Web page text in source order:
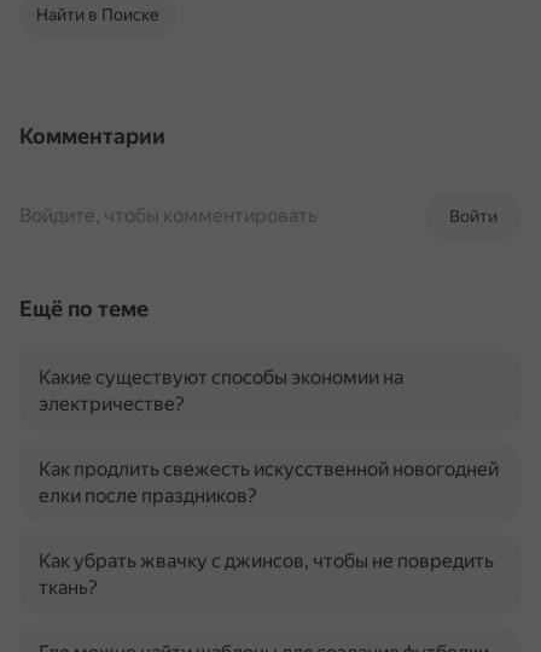
Найти в Поиске
Комментарии
Войти
Войдите, чтобы комментировать
Ещё по теме
Какие существуют способы экономии на
электричестве?
Как продлить свежесть искусственной новогодней
елки после праздников?
Как убрать жвачку с джинсов, чтобы не повредить
ткань?